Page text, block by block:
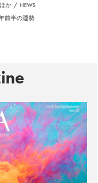
か NEWS
前半の運勢